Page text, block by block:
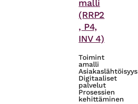
malli
(RRP2
, P4,
INV 4)
Toimint
amalli
Asiakaslähtöisyys
Digitaaliset
palvelut
Prosessien
kehittäminen